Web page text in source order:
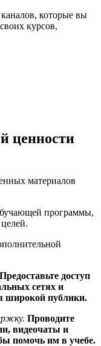
которые вы
курсов,
ценности
материалов
программы,
Предоставьте доступ
сетях и
широкой публики.
Проводите
видеочаты и
помочь им в учебе.